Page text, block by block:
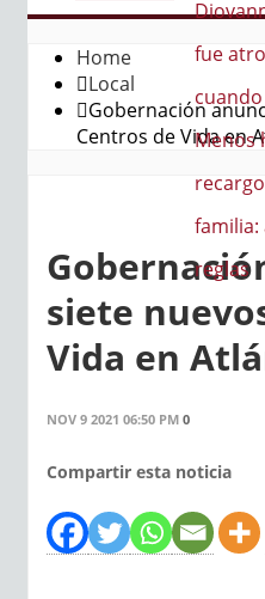
Hoz, el albañil que
en 7 de Abril
a su casa
trabajo, más
Home
Local
Gobernación
Centros de Vida en
siete
Vida en
NOV 9 2021 06:50 PM 0
Compartir esta noticia